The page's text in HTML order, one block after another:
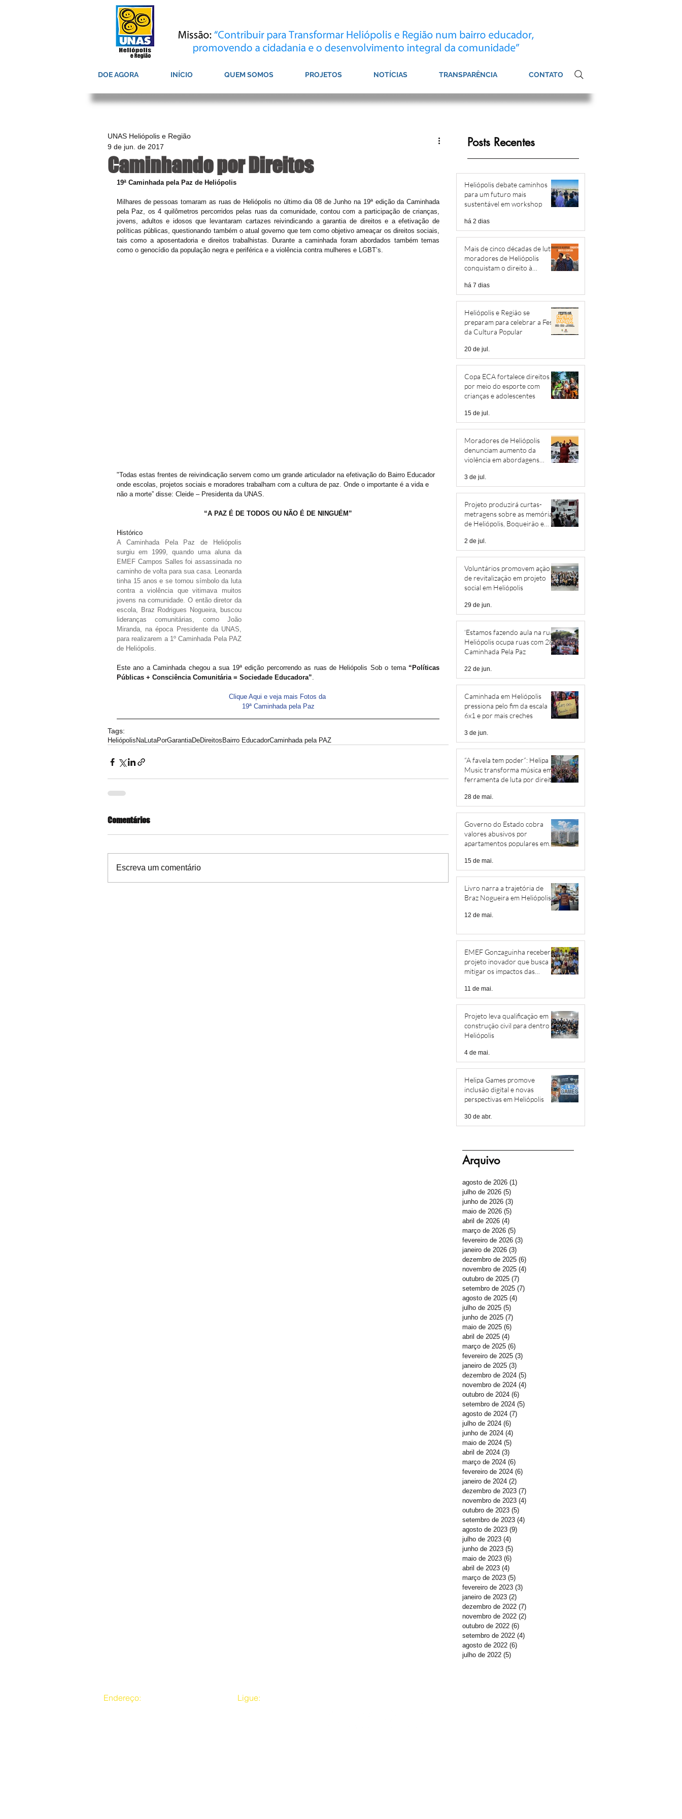
DOE AGORA INÍCIO QUEM SOMOS PROJETOS NOTÍCIAS TRANSPARÊNCIA CONTATO
Caminhando por Direitos
UNAS Heliópolis e Região
9 de jun. de 2017
19ª Caminhada pela Paz de Heliópolis
Milhares de pessoas tomaram as ruas de Heliópolis no último dia 08 de Junho na 19ª edição da Caminhada
pela Paz, os 4 quilômetros percorridos pelas ruas da comunidade, contou com a participação de crianças,
jovens, adultos e idosos que levantaram cartazes reivindicando a garantia de direitos e a efetivação de
políticas públicas, questionando também o atual governo que tem como objetivo ameaçar os direitos sociais,
tais como a aposentadoria e direitos trabalhistas. Durante a caminhada foram abordados também temas
como o genocídio da população negra e periférica e a violência contra mulheres e LGBT’s.
"Todas estas frentes de reivindicação servem como um grande articulador na efetivação do Bairro Educador
onde escolas, projetos sociais e moradores trabalham com a cultura de paz. Onde o importante é a vida e
não a morte” disse: Cleide – Presidenta da UNAS.
“A PAZ É DE TODOS OU NÃO É DE NINGUÉM”
Histórico
A Caminhada Pela Paz de Heliópolis
surgiu em 1999, quando uma aluna da
EMEF Campos Salles foi assassinada no
caminho de volta para sua casa. Leonarda
tinha 15 anos e se tornou símbolo da luta
contra a violência que vitimava muitos
jovens na comunidade. O então diretor da
escola, Braz Rodrigues Nogueira, buscou
lideranças comunitárias, como João
Miranda, na época Presidente da UNAS,
para realizarem a 1º Caminhada Pela PAZ
de Heliópolis.
Este ano a Caminhada chegou a sua 19ª edição percorrendo as ruas de Heliópolis Sob o tema “Políticas
Públicas + Consciência Comunitária = Sociedade Educadora”.
Clique Aqui e veja mais Fotos da
19ª Caminhada pela Paz
Tags:
Heliópolis NaLutaPorGarantiaDeDireitos Bairro EducadorCaminhada pela PAZ
Comentários
Escreva um comentário
Posts Recentes
Heliópolis debate caminhos
para um futuro mais
sustentável em workshop
há 2 dias
Mais de cinco décadas de luta:
moradores de Heliópolis
conquistam o direito à
há 7 dias
Heliópolis e Região se
preparam para celebrar a Festa
da Cultura Popular
20 de jul.
Copa ECA fortalece direitos
por meio do esporte com
crianças e adolescentes
15 de jul.
Moradores de Heliópolis
denunciam aumento da
violência em abordagens
3 de jul.
Projeto produzirá curtas-
metragens sobre as memórias
de Heliópolis, Boqueirão e
2 de jul.
Voluntários promovem ação
de revitalização em projeto
social em Heliópolis
29 de jun.
‘Estamos fazendo aula na rua’:
Heliópolis ocupa ruas com 28ª
Caminhada Pela Paz
22 de jun.
Caminhada em Heliópolis
pressiona pelo fim da escala
6x1 e por mais creches
3 de jun.
“A favela tem poder”: Helipa
Music transforma música em
ferramenta de luta por direitos
28 de mai.
Governo do Estado cobra
valores abusivos por
apartamentos populares em
15 de mai.
Livro narra a trajetória de
Braz Nogueira em Heliópolis
12 de mai.
EMEF Gonzaguinha receberá
projeto inovador que busca
mitigar os impactos das
11 de mai.
Projeto leva qualificação em
construção civil para dentro de
Heliópolis
4 de mai.
Helipa Games promove
inclusão digital e novas
perspectivas em Heliópolis
30 de abr.
Arquivo
agosto de 2026 (1)
julho de 2026 (5)
junho de 2026 (3)
maio de 2026 (5)
abril de 2026 (4)
março de 2026 (5)
fevereiro de 2026 (3)
janeiro de 2026 (3)
dezembro de 2025 (6)
novembro de 2025 (4)
outubro de 2025 (7)
setembro de 2025 (7)
agosto de 2025 (4)
julho de 2025 (5)
junho de 2025 (7)
maio de 2025 (6)
abril de 2025 (4)
março de 2025 (6)
fevereiro de 2025 (3)
janeiro de 2025 (3)
dezembro de 2024 (5)
novembro de 2024 (4)
outubro de 2024 (6)
setembro de 2024 (5)
agosto de 2024 (7)
julho de 2024 (6)
junho de 2024 (4)
maio de 2024 (5)
abril de 2024 (3)
março de 2024 (6)
fevereiro de 2024 (6)
janeiro de 2024 (2)
dezembro de 2023 (7)
novembro de 2023 (4)
outubro de 2023 (5)
setembro de 2023 (4)
agosto de 2023 (9)
julho de 2023 (4)
junho de 2023 (5)
maio de 2023 (6)
abril de 2023 (4)
março de 2023 (5)
fevereiro de 2023 (3)
janeiro de 2023 (2)
dezembro de 2022 (7)
novembro de 2022 (2)
outubro de 2022 (6)
setembro de 2022 (4)
agosto de 2022 (6)
julho de 2022 (5)
Ligue:
Endereço: